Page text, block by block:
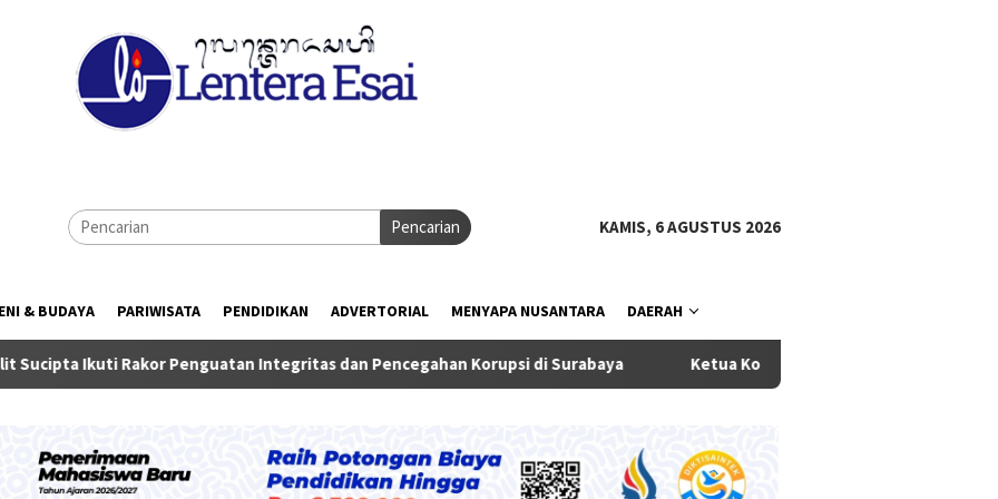
Pencarian KAMIS, 6 AGUSTUS 2026
& BUDAYA PARIWISATA PENDIDIKAN ADVERTORIAL MENYAPA NUSANTARA DAERAH
Penguatan Integritas dan Pencegahan Korupsi di Surabaya Ketua Komisi III DPRD Badung Dukung Eksekutif